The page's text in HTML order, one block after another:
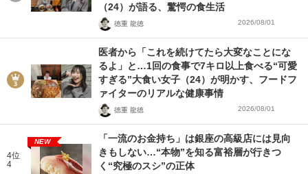
（24）が語る、驚愕の食生活
徳重 龍徳 2026/08/01
医者から「これを続けてたら大変なことにな
るよ」と…1回の食事で7キロ以上食べる“可愛
すぎる”大食い女子（24）が明かす、フードフ
ァイターのリアルな健康事情
徳重 龍徳 2026/08/01
4位
4
NEW
「一流のお金持ち」は銀座の高級店には見向
きもしない…“本物”を知る富裕層が行きつ
く“究極のスシ”の正体